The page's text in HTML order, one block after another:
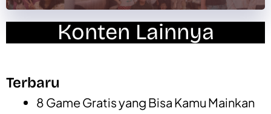
Konten Lainnya
Terbaru
8 Game Gratis yang Bisa Kamu Mainkan